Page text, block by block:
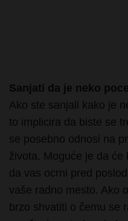
to implicira da biste se
se posebno odnosi na
života. Moguće je da će
da vas ocrni pred
vaše radno mesto. Ako
brzo shvatiti o čemu se
sve što je potrebno
ostvarenju tog cilja.